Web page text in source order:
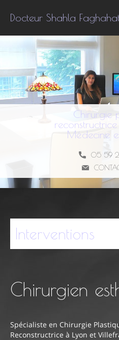
Docteur Shahla
Chirurgie
Médecine
05 59
Interventions
Chirurgie
Chirurgie de
Chirurgien
Spécialiste en Chirurgie
Reconstructrice à Lyon et